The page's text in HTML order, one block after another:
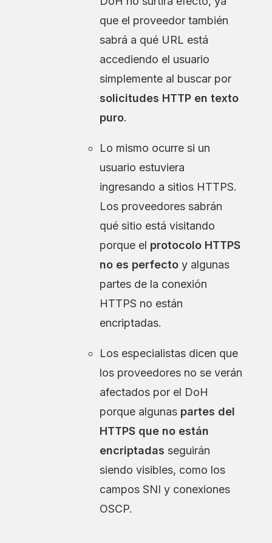
que el proveedor también
sabrá a qué URL está
accediendo el usuario
simplemente al buscar por
solicitudes HTTP en texto
puro.
Lo mismo ocurre si un
usuario estuviera
ingresando a sitios HTTPS.
Los proveedores sabrán
qué sitio está visitando
porque el protocolo HTTPS
no es perfecto y algunas
partes de la conexión
HTTPS no están
encriptadas.
Los especialistas dicen que
los proveedores no se verán
afectados por el DoH
porque algunas partes del
HTTPS que no están
encriptadas seguirán
siendo visibles, como los
campos SNI y conexiones
OSCP.